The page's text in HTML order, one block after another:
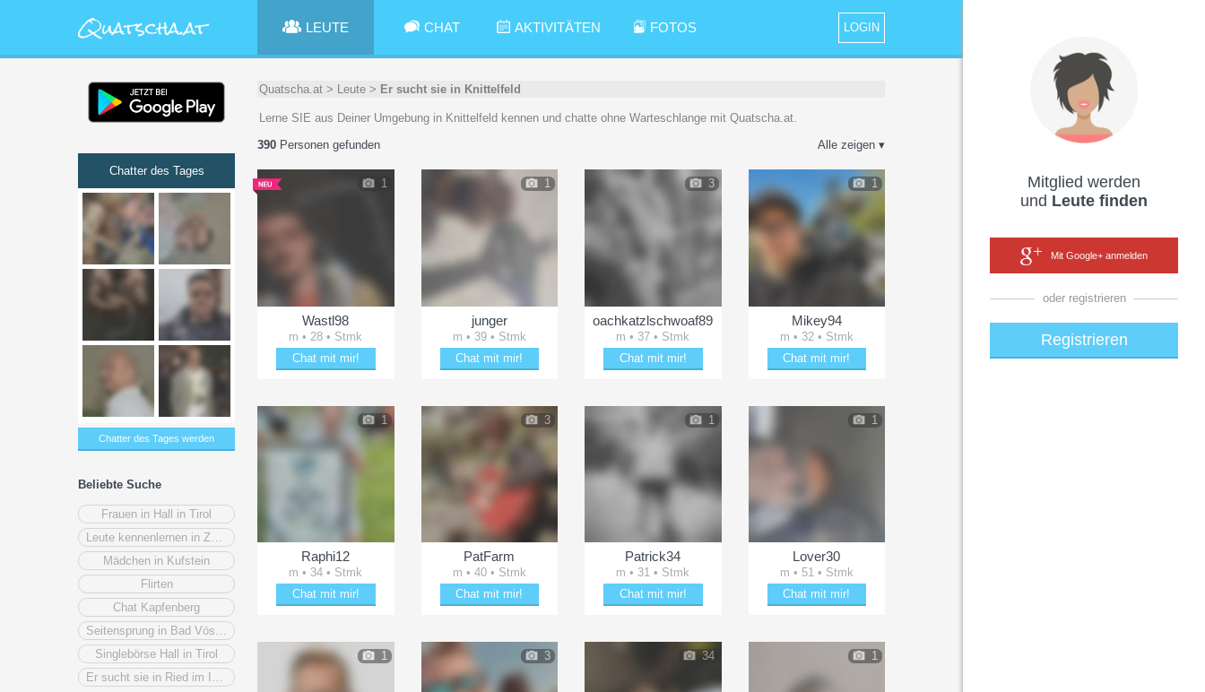
Mitglied werden
und Leute finden
Mit Google+ anmelden
oder registrieren
Registrieren
LOGIN
LEUTE CHAT AKTIVITÄTEN FOTOS
Chatter des Tages
Chatter des Tages werden
Beliebte Suche
Frauen in Hall in Tirol
Mädchen in Kufstein
Flirten
Chat Kapfenberg
Singlebörse Hall in Tirol
Quatscha.at > Leute > Er sucht sie in Knittelfeld
Lerne SIE aus Deiner Umgebung in Knittelfeld kennen und chatte ohne Warteschlange mit Quatscha.at.
Alle zeigen ▾
390 Personen gefunden
1
Wastl98
m • 28 • Stmk
Chat mit mir!
1
junger
m • 39 • Stmk
Chat mit mir!
3
oachkatzlschwoaf89
m • 37 • Stmk
Chat mit mir!
1
Mikey94
m • 32 • Stmk
Chat mit mir!
1
Raphi12
m • 34 • Stmk
Chat mit mir!
3
PatFarm
m • 40 • Stmk
Chat mit mir!
1
Patrick34
m • 31 • Stmk
Chat mit mir!
1
Lover30
m • 51 • Stmk
Chat mit mir!
1 3 34 1